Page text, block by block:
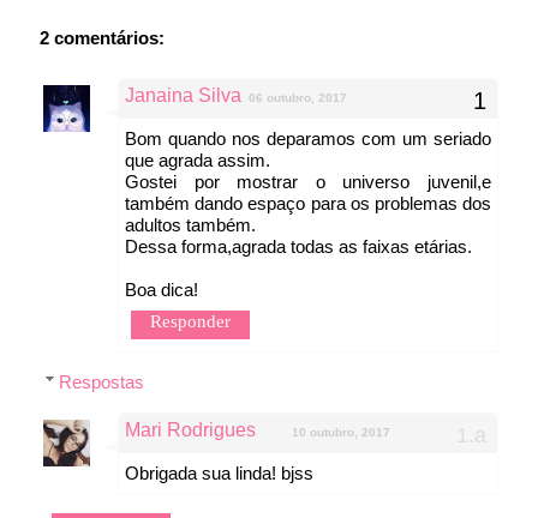
2 comentários:
Janaina Silva 06 outubro, 2017
Bom quando nos deparamos com um seriado
que agrada assim.
Gostei por mostrar o universo juvenil,e
também dando espaço para os problemas dos
adultos também.
Dessa forma,agrada todas as faixas etárias.
Boa dica!
Responder
Respostas
Mari Rodrigues 10 outubro, 2017
Obrigada sua linda! bjss